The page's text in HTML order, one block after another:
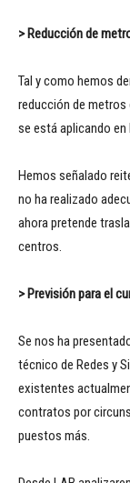
> Reducción de
Tal y como hemos
reducción de metros
se está aplicando
Hemos señalado
no ha realizado
ahora pretende
centros.
> Previsión para el
Se nos ha
técnico de Redes y
existentes
contratos por
puestos más.